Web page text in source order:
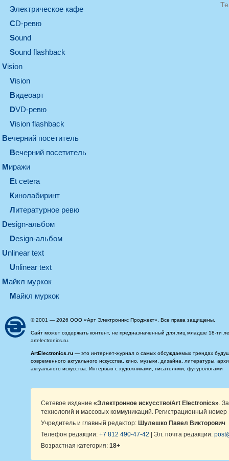
электрическое кафе
CD-ревю
sound
Sound flashback
vision
vision
видеоарт
DVD-ревю
Vision flashback
вечерний посетитель
вечерний посетитель
миражи
et cetera
кинолабиринт
литературное ревю
design-альбом
design-альбом
unlinear text
Unlinear text
майкл муркок
майкл муркок
© 2001 — 2026 ООО «Арт Электроникс Проджект». Все права защищены.
Сайт может содержать контент, не предназначенный для лиц младше 18-ти
artelectronics.ru.
ArtElectronics.ru — это интернет-журнал о самых обсуждаемых трендах
современного актуального искусства, кино, музыки, дизайна, литературы,
актуального искусства. Интервью с художниками, писателями, футурологами
Сетевое издание «Электронное искусство/Art Electronics» .
технологий и массовых коммуникаций. Регистрационный
Учредитель и главный редактор: Шулешко Павел Викторович
Телефон редакции: +7 812 490-47-42 | Эл. почта редакции:
Возрастная категория: 18+